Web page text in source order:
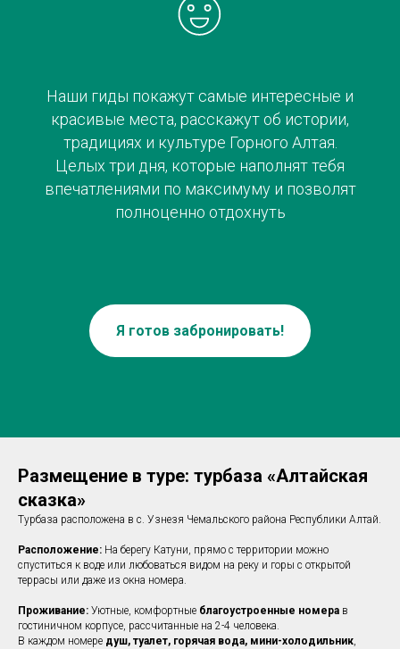
Наши гиды покажут самые интересные и
красивые места, расскажут об истории,
традициях и культуре Горного Алтая.
Целых три дня, которые наполнят тебя
впечатлениями по максимуму и позволят
полноценно отдохнуть
Я готов забронировать!
Размещение в туре: турбаза «Алтайская
сказка»
Турбаза расположена в с. Узнезя Чемальского района Республики Алтай.
Расположение: На берегу Катуни, прямо с территории можно
спуститься к воде или любоваться видом на реку и горы с открытой
террасы или даже из окна номера.
Проживание: Уютные, комфортные благоустроенные номера в
гостиничном корпусе, рассчитанные на 2-4 человека.
В каждом номере душ, туалет, горячая вода, мини-холодильник,